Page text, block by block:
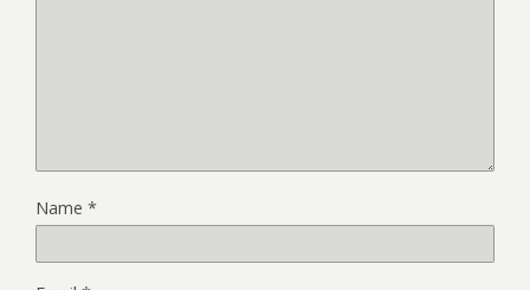
Name *